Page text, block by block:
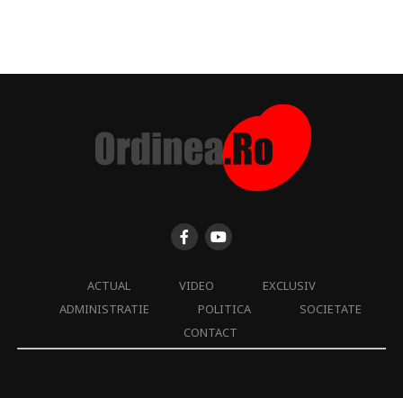
ACTUAL VIDEO
EXCLUSIV
ADMINISTRATIE
POLITICA
SOCIETATE
CONTACT